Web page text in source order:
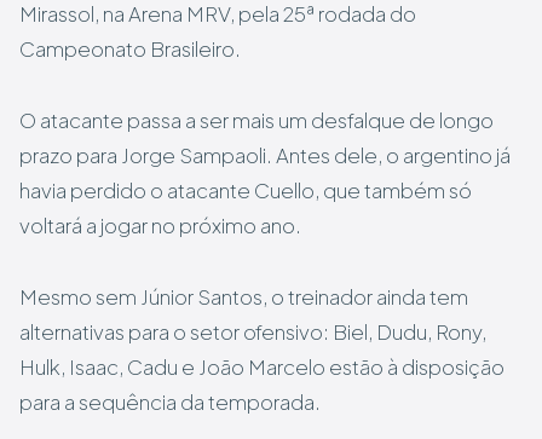
Mirassol, na Arena MRV, pela 25ª rodada do
Campeonato Brasileiro.
O atacante passa a ser mais um desfalque de longo
prazo para Jorge Sampaoli. Antes dele, o argentino já
havia perdido o atacante Cuello, que também só
voltará a jogar no próximo ano.
Mesmo sem Júnior Santos, o treinador ainda tem
alternativas para o setor ofensivo: Biel, Dudu, Rony,
Hulk, Isaac, Cadu e João Marcelo estão à disposição
para a sequência da temporada.